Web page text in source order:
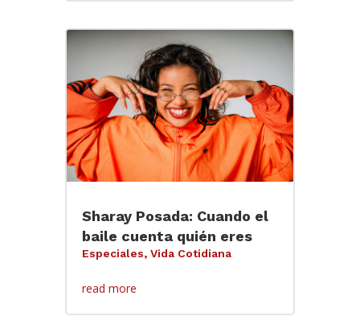
Sharay Posada: Cuando el
baile cuenta quién eres
Especiales, Vida Cotidiana
read more